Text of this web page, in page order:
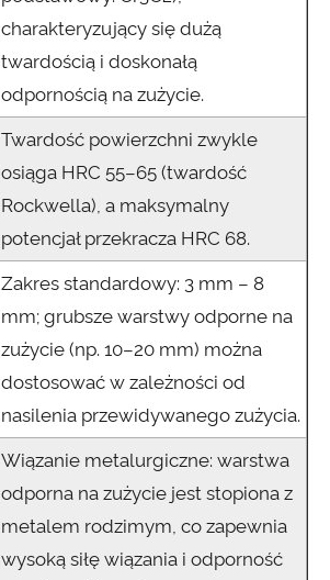
charakteryzujący się dużą
twardością i doskonałą
odpornością na zużycie.
Twardość powierzchni zwykle
osiąga HRC 55–65 (twardość
Rockwella), a maksymalny
potencjał przekracza HRC 68.
Zakres standardowy: 3 mm – 8
mm; grubsze warstwy odporne na
zużycie (np. 10–20 mm) można
dostosować w zależności od
nasilenia przewidywanego zużycia.
Wiązanie metalurgiczne: warstwa
odporna na zużycie jest stopiona z
metalem rodzimym, co zapewnia
wysoką siłę wiązania i odporność